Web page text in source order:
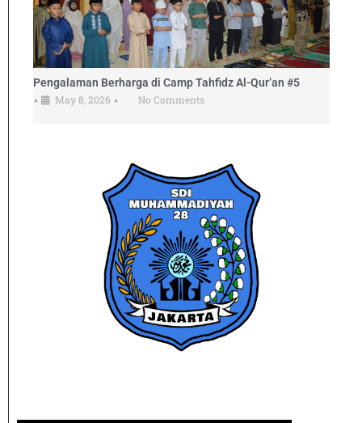
Pengalaman Berharga di Camp Tahfidz Al-Qur’an #5
• May 8, 2026 • No Comments